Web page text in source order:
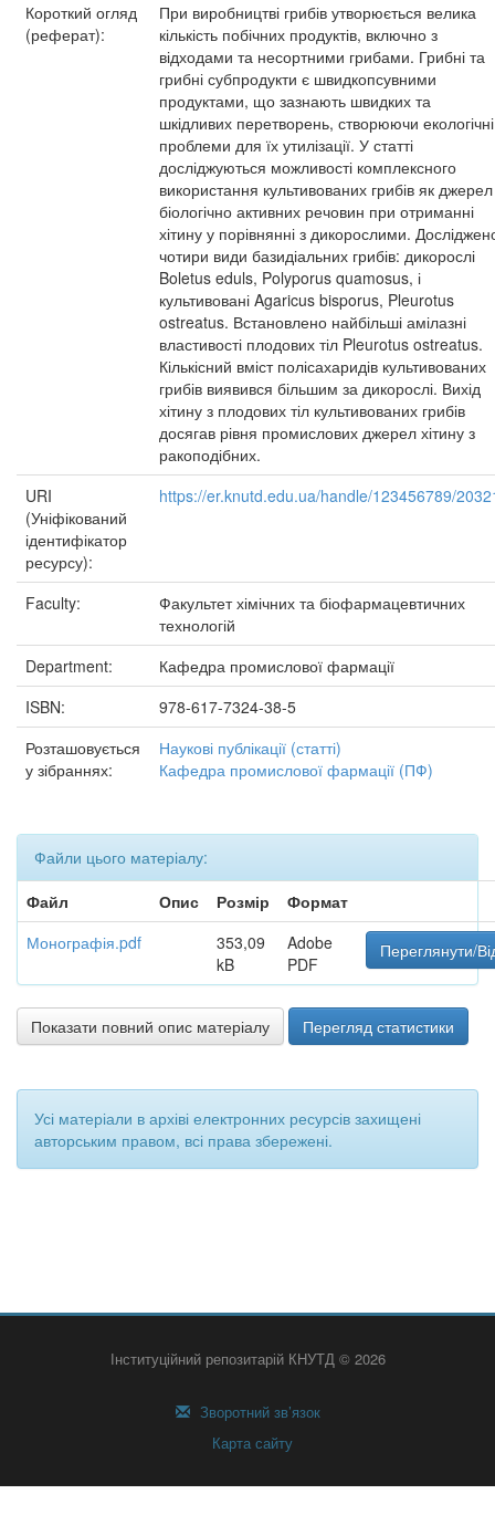
Короткий огляд
(реферат):
При виробництві грибів утворюється велика
кількість побічних продуктів, включно з
відходами та несортними грибами. Грибні та
грибні субпродукти є швидкопсувними
продуктами, що зазнають швидких та
шкідливих перетворень, створюючи екологічні
проблеми для їх утилізації. У статті
досліджуються можливості комплексного
використання культивованих грибів як джерел
біологічно активних речовин при отриманні
хітину у порівнянні з дикорослими.
чотири види базидіальних грибів: дикорослі
Boletus eduls, Polyporus quamosus, і
культивовані Agaricus bisporus, Pleurotus
ostreatus. Встановлено найбільші амілазні
властивості плодових тіл Pleurotus ostreatus.
Кількісний вміст полісахаридів культивованих
грибів виявився більшим за дикорослі. Вихід
хітину з плодових тіл культивованих грибів
досягав рівня промислових джерел хітину з
ракоподібних.
URI
(Уніфікований
ідентифікатор
ресурсу):
https://er.knutd.edu.ua/handle/123456789/
Faculty:
Факультет хімічних та біофармацевтичних
технологій
Department:
Кафедра промислової фармації
ISBN:
978-617-7324-38-5
Розташовується
у зібраннях:
Наукові публікації (статті)
Кафедра промислової фармації (ПФ)
Файли цього матеріалу:
Файл
Опис Розмір
Формат
Монографія.pdf
353,09
kB
Adobe
PDF
Переглянути/
Показати повний опис матеріалу Перегляд статистики
Усі матеріали в архіві електронних ресурсів захищені
авторським правом, всі права збережені.
Інституційний репозитарій КНУТД © 2026
Зворотний зв’язок
Карта сайту